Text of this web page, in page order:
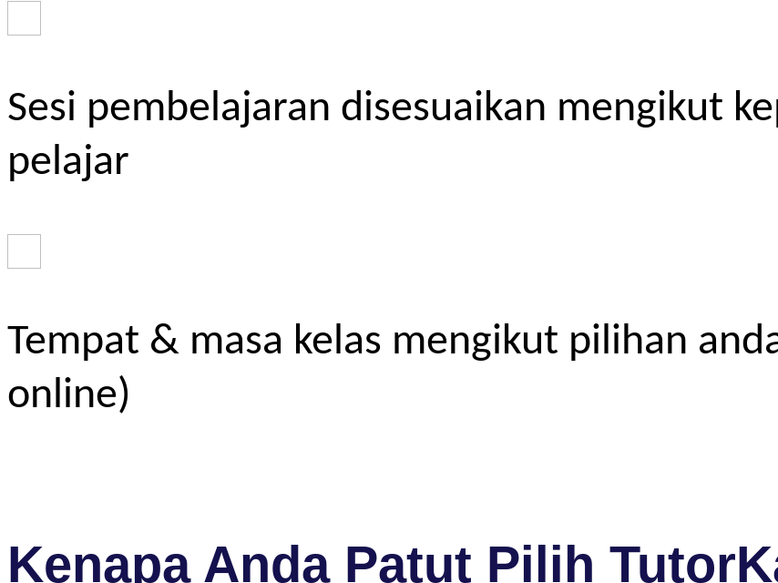
Sesi pembelajaran disesuaikan mengikut
pelajar
Tempat & masa kelas mengikut pilihan
online)
Kenapa Anda Patut Pilih